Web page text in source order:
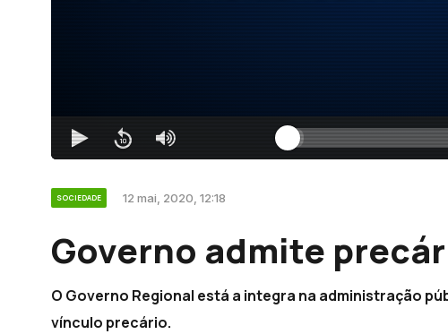
SOCIEDADE 12 mai, 2020, 12:18
Governo admite
O Governo Regional está a integra na administração
vínculo precário.